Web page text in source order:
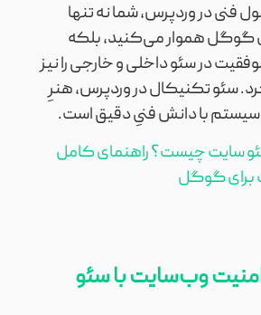
فنی در وردپرس، شما نه تنها
گوگل هموار می‌کنید، بلکه
موفقیت در سئو داخلی و خارجی را نیز
سئو تکنیکال در وردپرس، هنرِ
با دانش فنیِ دقیق است.
سایت چیست؟ راهنمای کامل
برای گوگل
وب‌سایت با سئو